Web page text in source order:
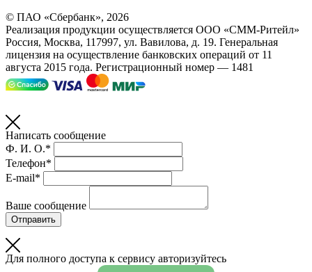
© ПАО «Сбербанк», 2026
Реализация продукции осуществляется ООО «СММ-Ритейл»
Россия, Москва, 117997, ул. Вавилова, д. 19. Генеральная
лицензия на осуществление банковских операций от 11
августа 2015 года. Регистрационный номер — 1481
Написать сообщение
Ф. И. О.*
Телефон*
E-mail*
Ваше сообщение
Отправить
Для полного доступа к сервису авторизуйтесь